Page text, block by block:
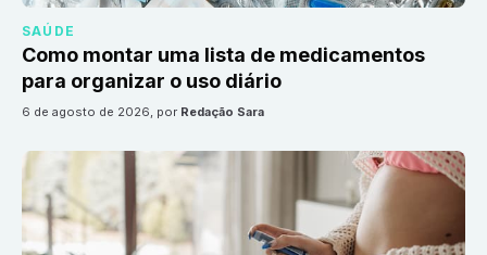
SAÚDE
Como montar uma lista de medicamentos
para organizar o uso diário
6 de agosto de 2026, por Redação Sara